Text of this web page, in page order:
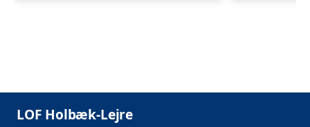
LOF Holbæk-Lejre